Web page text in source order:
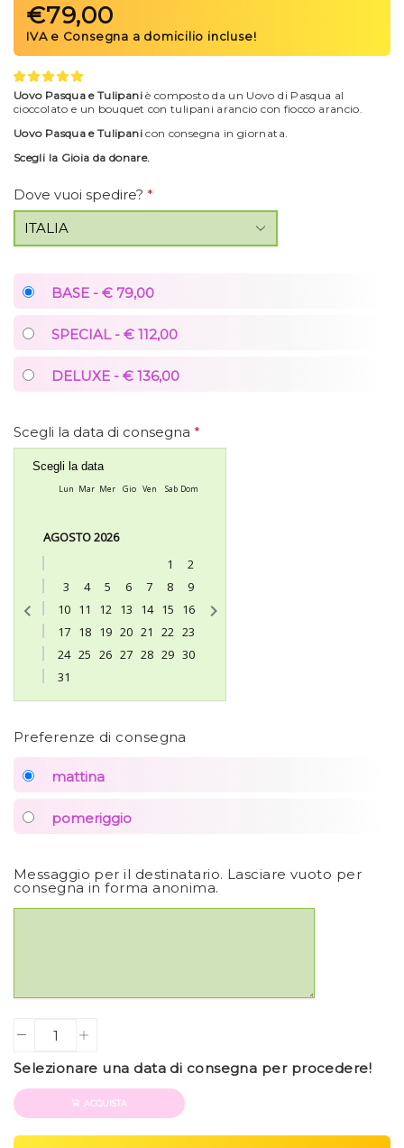
€79,00
Uovo Pasqua e Tulipaniè composto da un Uovo di Pasqua al
cioccolato e un bouquet con tulipani arancio con fiocco arancio.
Uovo Pasqua e Tulipanicon consegna in giornata.
Scegli la Gioia da donare.
Dove vuoi spedire? *
BASE - € 79,00
SPECIAL - € 112,00
DELUXE - € 136,00
Scegli la data di consegna *
Scegli la data
Lun Mar Mer Gio Ven Sab Dom
AGOSTO 2026
1
2
3
4 5 6 7 8
9
10 11 12 13 14 15
16
17 18 19 20 21 22 23
24 25 26 27 28 29 30
31
Preferenze di consegna
mattina
pomeriggio
Messaggio per il destinatario. Lasciare vuoto per
consegna in forma anonima.
Quantity
Selezionare una data di consegna per procedere!
ACQUISTA